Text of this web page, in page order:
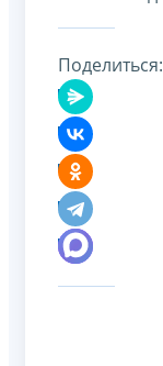
Поделиться: